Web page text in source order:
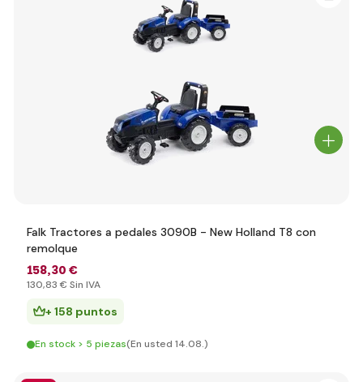
Falk Tractores a pedales 3090B - New Holland T8 con
remolque
158,30 €
130,83 € Sin IVA
+ 158 puntos
En stock > 5 piezas(En usted 14.08.)